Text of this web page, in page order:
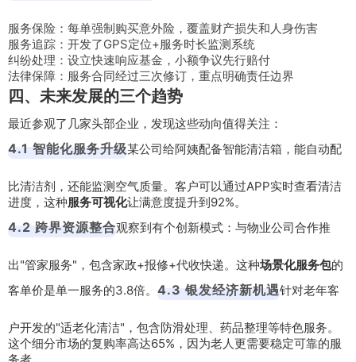
服务保险：每单强制购买意外险，覆盖财产损失和人身伤害
服务追踪：开发了GPS定位+服务时长监测系统
纠纷处理：设立快速响应基金，小额争议先行赔付
法律保障：服务合同经过三次修订，重点明确责任边界
四、未来发展的三个趋势
最近参观了几家头部企业，发现这些动向值得关注：
4.1 智能化服务升级某公司给阿姨配备智能清洁箱，能自动配
比清洁剂，还能监测空气质量。客户可以通过APP实时查看清洁
进度，这种服务可视化让满意度提升到92%。
4.2 跨界资源整合观察到有个创新模式：与物业公司合作推
出"管家服务"，包含家政+报修+代收快递。这种场景化服务包的
客单价是单一服务的3.8倍。 4.3 银发经济新机遇针对老年客
户开发的"适老化清洁"，包含防滑处理、药品整理等特色服务。
这个细分市场的复购率高达65%，因为老人更需要稳定可靠的服